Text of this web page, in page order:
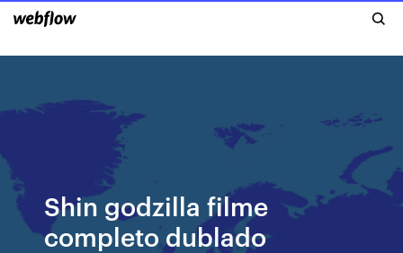
Shin godzilla filme
completo dublado